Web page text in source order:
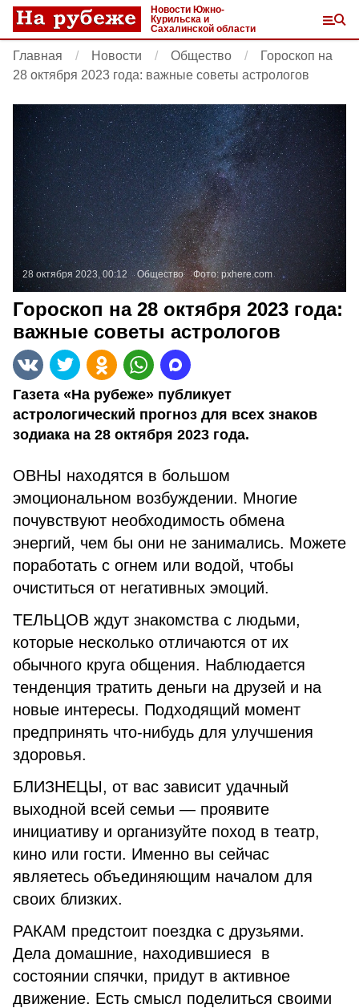
Новости Южно-
Курильска и
Сахалинской области
Главная Новости Общество
Гороскоп на
28 октября 2023 года: важные советы астрологов
28 октября 2023, 00:12 Общество Фото:pxhere.com
Гороскоп на 28 октября 2023 года:
важные советы астрологов
Газета «На рубеже» публикует
астрологический прогноз для всех знаков
зодиака на 28 октября 2023 года.
ОВНЫ находятся в большом
эмоциональном возбуждении. Многие
почувствуют необходимость обмена
энергий, чем бы они не занимались. Можете
поработать с огнем или водой, чтобы
очиститься от негативных эмоций.
ТЕЛЬЦОВ ждут знакомства с людьми,
которые несколько отличаются от их
обычного круга общения. Наблюдается
тенденция тратить деньги на друзей и на
новые интересы. Подходящий момент
предпринять что-нибудь для улучшения
здоровья.
БЛИЗНЕЦЫ, от вас зависит удачный
выходной всей семьи — проявите
инициативу и организуйте поход в театр,
кино или гости. Именно вы сейчас
являетесь объединяющим началом для
своих близких.
РАКАМ предстоит поездка с друзьями.
Дела домашние, находившиеся в
состоянии спячки, придут в активное
движение. Есть смысл поделиться своими